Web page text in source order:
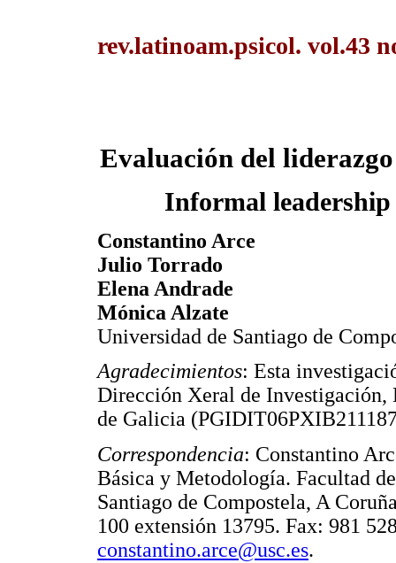
rev.latinoam.psicol. vol.43
Evaluación del
Informal leadership
Constantino Arce
Julio Torrado
Elena Andrade
Mónica Alzate
Universidad de Santiago de
Agradecimientos: Esta
Dirección Xeral de Investigación,
de Galicia
Correspondencia: Constantino
Básica y Metodología. Facultad
Santiago de Compostela, A
100 extensión 13795. Fax: 981
constantino.arce@usc.es.